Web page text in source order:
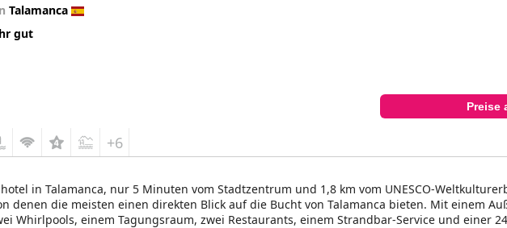
Talamanca
gut
Preise
+6
in Talamanca, nur 5 Minuten vom Stadtzentrum und 1,8 km vom UNESCO-
denen die meisten einen direkten Blick auf die Bucht von Talamanca bieten. Mit einem
Whirlpools, einem Tagungsraum, zwei Restaurants, einem Strandbar-Service und einer